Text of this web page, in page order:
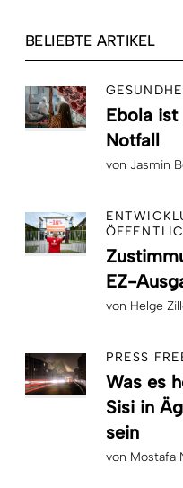
BELIEBTE ARTIKEL
Ebola
Notfall
von Jasmin
EZ-
von Helge
PRESS
Was es
Sisi in
sein
von Mostafa